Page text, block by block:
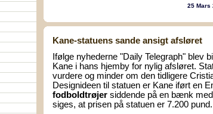
25 Mars
Kane-statuens sande ansigt afsløret
Ifølge nyhederne "Daily Telegraph" blev
Kane i hans hjemby for nylig afsløret.
vurdere og minder om den tidligere
Designideen til statuen er Kane iført en
fodboldtrøjer siddende på en bænk
siges, at prisen på statuen er 7.200 pund.